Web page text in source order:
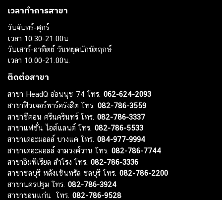
เวลาทำการสาขา
วันจันทร์-ศุกร์
เวลา 10.30-21.00น.
วันเสาร์-อาทิตย์ วันหยุดนักขัตฤกษ์
เวลา 10.00-21.00น.
ติดต่อสาขา
สาขา HeadQ อ่อนนุช 74 โทร. 062-624-2093
สาขาฟิวเจอร์พาร์ครังสิต โทร. 082-786-3559
สาขาซีคอน ศรีนครินทร์ โทร. 082-786-3337
สาขาแฟชั่น ไอส์แลนด์ โทร. 082-786-5533
สาขาเดอะมอลล์ บางแค โทร. 084-977-9994
สาขาเดอะมอลล์ งามวงศ์วาน โทร. 082-786-7744
สาขาอิมพีเรียล สำโรง โทร. 082-786-3336
สาขาชลบุรี หลังเซ็นทรัล ชลบุรี โทร. 082-786-2200
สาขานครปฐม โทร. 082-786-3924
สาขาขอนแก่น โทร. 082-786-9528